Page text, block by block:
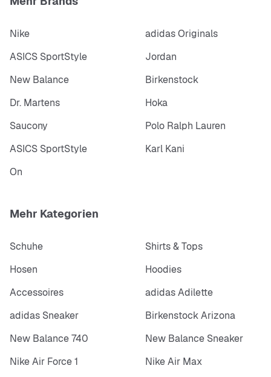
Nike
adidas Originals
ASICS SportStyle
Jordan
New Balance
Birkenstock
Dr. Martens
Hoka
Saucony
Polo Ralph Lauren
ASICS SportStyle
Karl Kani
On
Mehr Kategorien
Schuhe
Shirts & Tops
Hosen
Hoodies
Accessoires
adidas Adilette
adidas Sneaker
Birkenstock Arizona
New Balance 740
New Balance Sneaker
Nike Air Force 1
Nike Air Max